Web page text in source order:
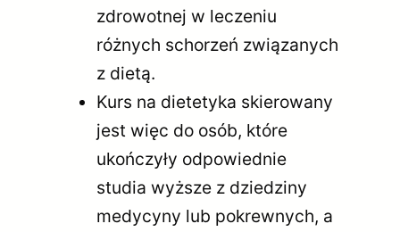
zdrowotnej w leczeniu
różnych schorzeń związanych
z dietą.
Kurs na dietetyka skierowany
jest więc do osób, które
ukończyły odpowiednie
studia wyższe z dziedziny
medycyny lub pokrewnych, a